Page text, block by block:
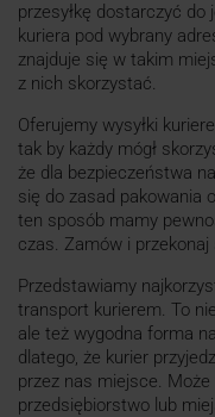
przesyłkę dostarczyć do
kuriera pod wybrany
znajduje się w takim
z nich skorzystać.
Oferujemy wysyłki
tak by każdy mógł
że dla bezpieczeństwa
się do zasad pakowania
ten sposób mamy
czas. Zamów i
Przedstawiamy
transport kurierem. To
ale też wygodna forma
dlatego, że kurier
przez nas miejsce.
przedsiębiorstwo lub